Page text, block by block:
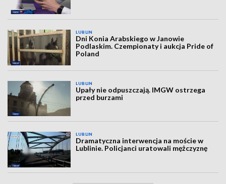
LUBLIN
Dni Konia Arabskiego w Janowie
Podlaskim. Czempionaty i aukcja Pride of
Poland
LUBLIN
Upały nie odpuszczają. IMGW ostrzega
przed burzami
LUBLIN
Dramatyczna interwencja na moście w
Lublinie. Policjanci uratowali mężczyznę